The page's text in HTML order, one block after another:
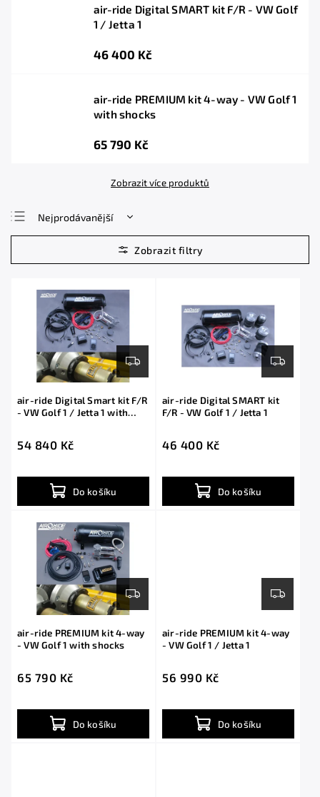
air-ride Digital SMART kit F/R - VW Golf
1 / Jetta 1
46 400 Kč
air-ride PREMIUM kit 4-way - VW Golf 1
with shocks
65 790 Kč
Zobrazit více produktů
Nejprodávanější
Nejlevnější
Nejdražší
air-ride Digital Smart kit F/R
- VW Golf 1 / Jetta 1 with
54 840 Kč
Do košíku
air-ride Digital SMART kit
F/R - VW Golf 1 / Jetta 1
46 400 Kč
Do košíku
air-ride PREMIUM kit 4-way
- VW Golf 1 with shocks
65 790 Kč
Do košíku
air-ride PREMIUM kit 4-way
- VW Golf 1 / Jetta 1
56 990 Kč
Do košíku